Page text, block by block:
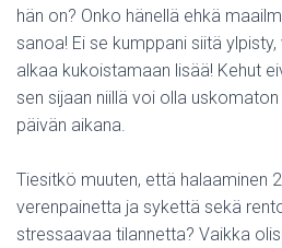
hän on? Onko hänellä ehkä
sanoa! Ei se kumppani siitä
alkaa kukoistamaan lisää! Kehut
sen sijaan niillä voi olla
päivän aikana.
Tiesitkö muuten, että halaaminen
verenpainetta ja sykettä sekä
stressaavaa tilannetta? Vaikka